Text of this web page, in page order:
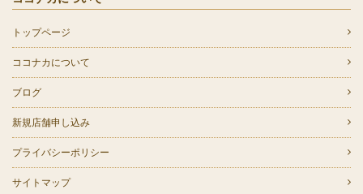
トップページ
ココナカについて
ブログ
新規店舗申し込み
プライバシーポリシー
サイトマップ